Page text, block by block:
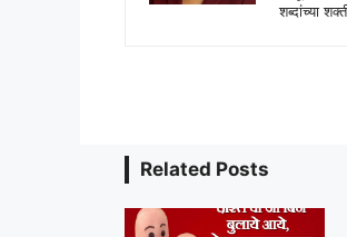
शब्दांच्या
Related Posts